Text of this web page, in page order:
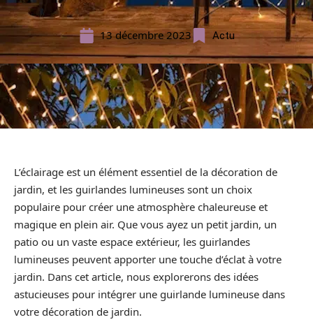
13 décembre 2023 Actu
L’éclairage est un élément essentiel de la décoration de
jardin, et les guirlandes lumineuses sont un choix
populaire pour créer une atmosphère chaleureuse et
magique en plein air. Que vous ayez un petit jardin, un
patio ou un vaste espace extérieur, les guirlandes
lumineuses peuvent apporter une touche d’éclat à votre
jardin. Dans cet article, nous explorerons des idées
astucieuses pour intégrer une guirlande lumineuse dans
votre décoration de jardin.